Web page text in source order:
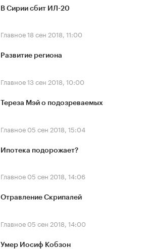
В Сирии сбит ИЛ-20
Главное18 сен 2018, 11:00
Развитие региона
Главное13 сен 2018, 10:00
Тереза Мэй о подозреваемых
Главное 05 сен 2018, 15:04
Ипотека подорожает?
Главное 05 сен 2018, 14:06
Отравление Скрипалей
Главное 05 сен 2018, 14:00
Умер Иосиф Кобзон